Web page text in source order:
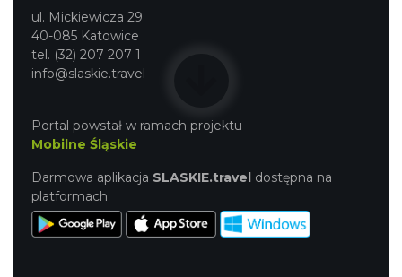
ul. Mickiewicza 29
40-085 Katowice
tel. (32) 207 207 1
info@slaskie.travel
Portal powstał w ramach projektu
Mobilne Śląskie
Darmowa aplikacja SLASKIE.travel dostępna na
platformach